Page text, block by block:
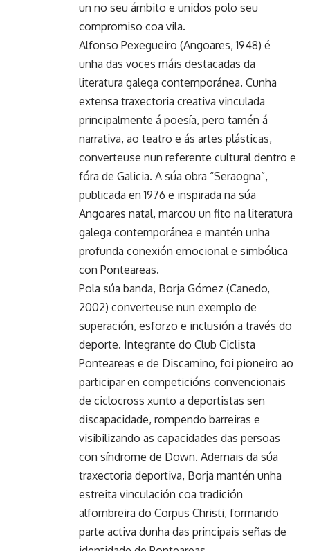
un no seu ámbito e unidos polo seu
compromiso coa vila.
Alfonso Pexegueiro (Angoares, 1948) é
unha das voces máis destacadas da
literatura galega contemporánea. Cunha
extensa traxectoria creativa vinculada
principalmente á poesía, pero tamén á
narrativa, ao teatro e ás artes plásticas,
converteuse nun referente cultural dentro e
fóra de Galicia. A súa obra “Seraogna”,
publicada en 1976 e inspirada na súa
Angoares natal, marcou un fito na literatura
galega contemporánea e mantén unha
profunda conexión emocional e simbólica
con Ponteareas.
Pola súa banda, Borja Gómez (Canedo,
2002) converteuse nun exemplo de
superación, esforzo e inclusión a través do
deporte. Integrante do Club Ciclista
Ponteareas e de Discamino, foi pioneiro ao
participar en competicións convencionais
de ciclocross xunto a deportistas sen
discapacidade, rompendo barreiras e
visibilizando as capacidades das persoas
con síndrome de Down. Ademais da súa
traxectoria deportiva, Borja mantén unha
estreita vinculación coa tradición
alfombreira do Corpus Christi, formando
parte activa dunha das principais señas de